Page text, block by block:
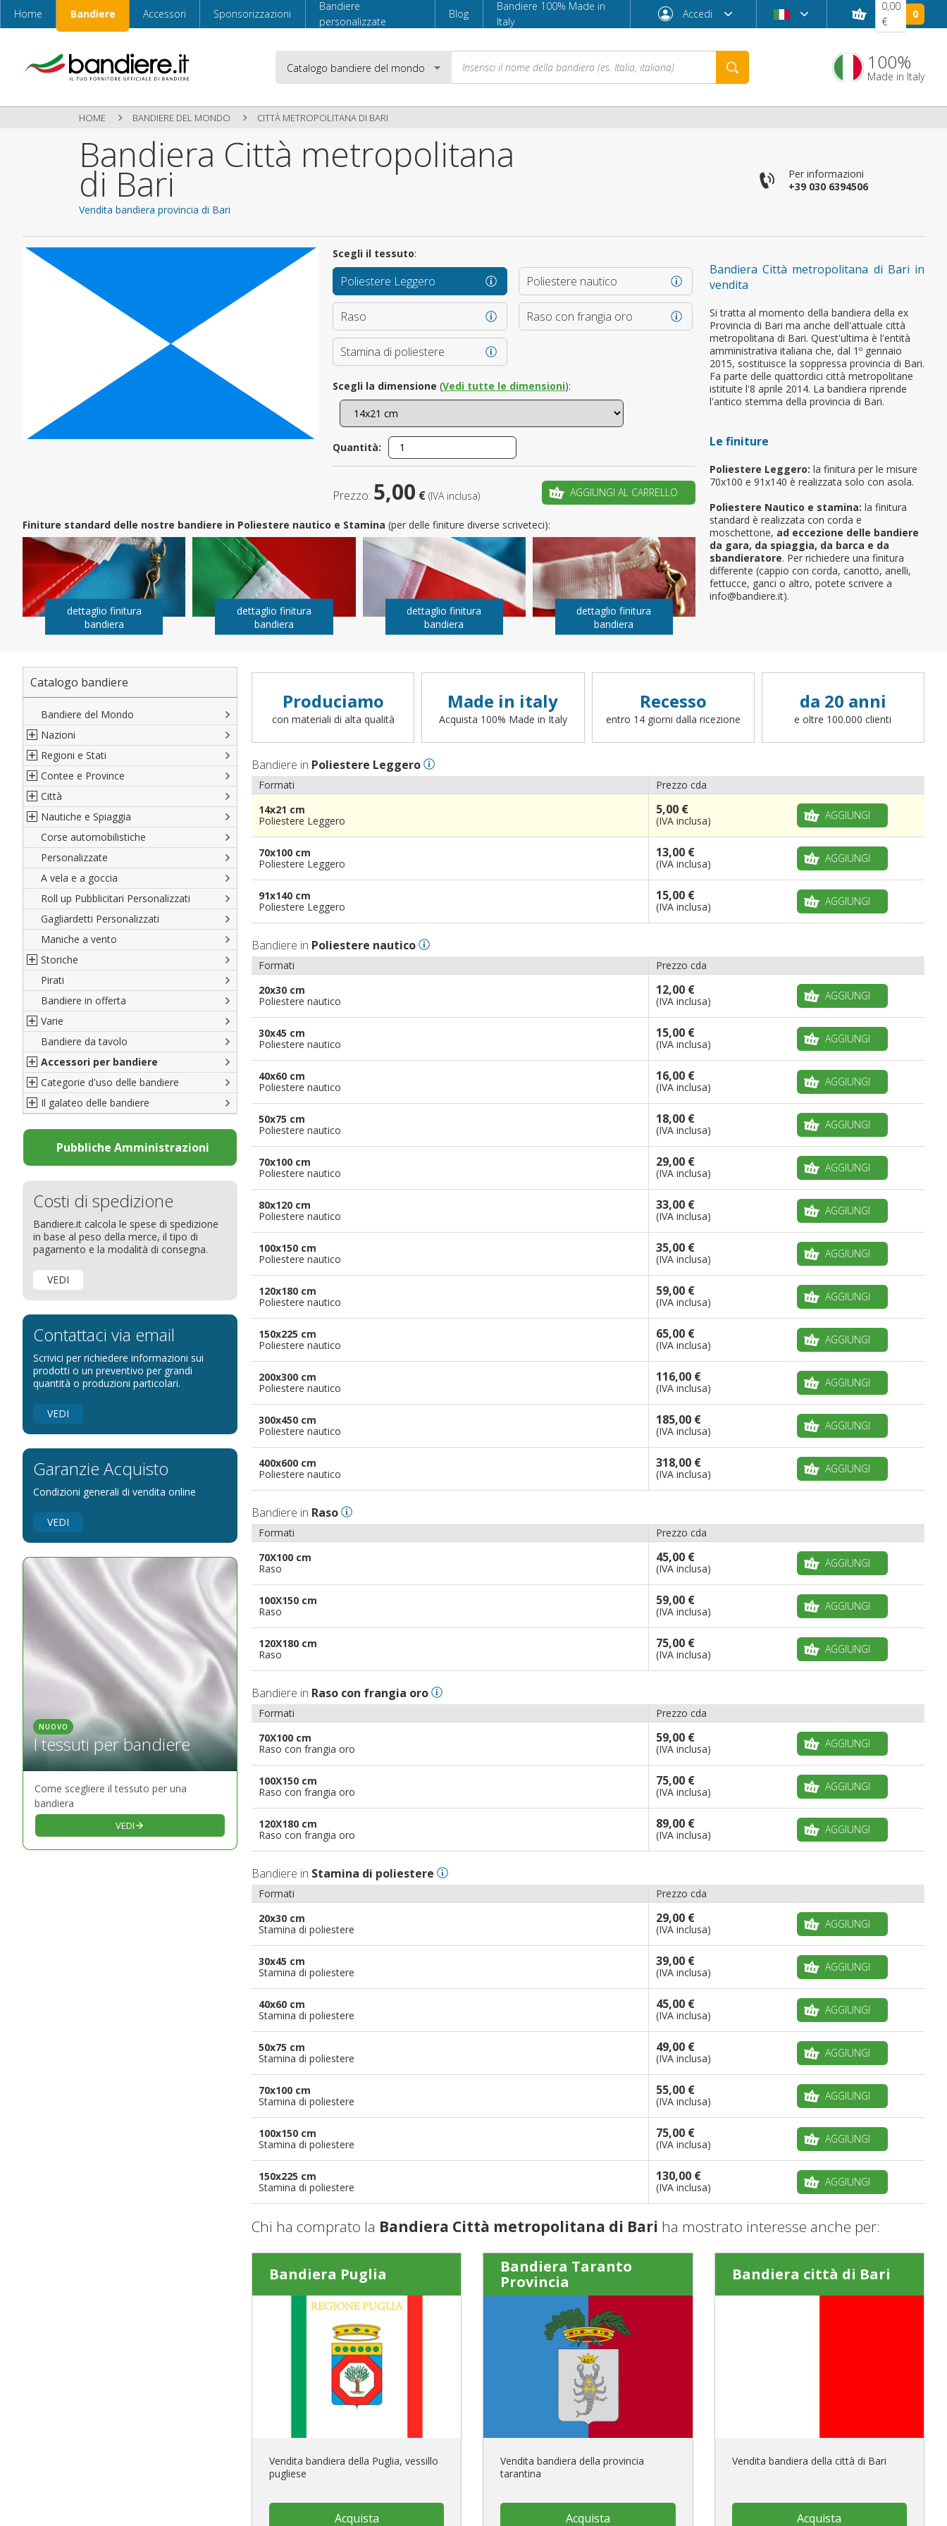
Home Bandiere Accessori Sponsorizzazioni
Bandiere
personalizzate
Blog
Bandiere 100% Made in
Italy
Accedi
È il tuo primo ordine?
CREA UN NUOVO ACCOUNT
0,00
€
0
100%
Made in Italy
HOME BANDIERE DEL MONDO CITTÀ METROPOLITANA DI BARI
Bandiera Città metropolitana
di Bari
Vendita bandiera provincia di Bari
Per informazioni
+39 030 6394506
Bandiera Città metropolitana di Bari in
vendita
Si tratta al momento della bandiera della ex
Provincia di Bari ma anche dell'attuale città
metropolitana di Bari. Quest'ultima è l'entità
amministrativa italiana che, dal 1º gennaio
2015, sostituisce la soppressa provincia di Bari.
Fa parte delle quattordici città metropolitane
istituite l'8 aprile 2014. La bandiera riprende
l'antico stemma della provincia di Bari.
Le finiture
Poliestere Leggero: la finitura per le misure
70x100 e 91x140 è realizzata solo con asola.
Poliestere Nautico e stamina: la finitura
standard è realizzata con corda e
moschettone, ad eccezione delle bandiere
da gara, da spiaggia, da barca e da
sbandieratore. Per richiedere una finitura
differente (cappio con corda, canotto, anelli,
fettucce, ganci o altro, potete scrivere a
info@bandiere.it).
Scegli il tessuto:
Poliestere Leggero Poliestere nautico
Raso Raso con frangia oro
Stamina di poliestere
Scegli la dimensione (Vedi tutte le dimensioni):
Quantità:
Prezzo: 5,00 € (IVA inclusa) AGGIUNGI AL CARRELLO
Finiture standard delle nostre bandiere in Poliestere nautico e Stamina (per delle finiture diverse scriveteci):
dettaglio finitura
bandiera
dettaglio finitura
bandiera
dettaglio finitura
bandiera
dettaglio finitura
bandiera
Catalogo bandiere
Bandiere del Mondo
Nazioni
Nord America
Sud America
Europa
Africa
Asia
Oceania
Regioni e Stati
Regioni italiane
Territori Italiani
Stati USA
Francesi
Spagnole
Austriache
Tedesche
Regioni varie
Contee e Province
Cantoni Svizzeri
Province Italiane
Province Spagnole
Francia d'oltremare
Territori britannici d'oltremare
Varie Province del Mondo
Città
Città Italiane
Città spagnole
Città francesi
Città del mondo
Nautiche e Spiaggia
Militari e Mercantili
Codice internazionale nautico
Gran Pavese
Da spiaggia
Di cortesia
Corse automobilistiche
Personalizzate
A vela e a goccia
Roll up Pubblicitari Personalizzati
Gagliardetti Personalizzati
Maniche a vento
Storiche
Italiane
Porte di Milano
Francesi
Americane
Britanniche
Resto del Mondo
Pirati
Bandiere in offerta
Varie
Bandiere del CICAP - Think Deep
Bandiere di Orgoglio Bresciano
Organizzazioni internazionali
Diplomatiche
Bandiere Pubblicitarie
Natale e altre festività
Bandiere etniche e religiose
Bandiere da tavolo
Accessori per bandiere
Accessori per bandiere
Accessori per bandiere da tavolo
Categorie d'uso delle bandiere
Bandiere segnavento
Bandiere per sbandieratori
Bandiere per barche
Bandiere per hotel
Bandiere per eventi
Bandiere per biciclette
Bandiere per autosaloni
Bandiere Palio
Bandiere per enti pubblici
Bandiere per riserve naturali e parchi
Bandiere per musicisti
Bandiere per feste
pennoni per bandiere
Il galateo delle bandiere
La bandiera
Come disporre le bandiere
Dimensioni delle bandiere
Come piegare il tricolore
Pubbliche Amministrazioni
Costi di spedizione
Bandiere.it calcola le spese di spedizione
in base al peso della merce, il tipo di
pagamento e la modalità di consegna.
VEDI
Contattaci via email
Scrivici per richiedere informazioni sui
prodotti o un preventivo per grandi
quantità o produzioni particolari.
VEDI
Garanzie Acquisto
Condizioni generali di vendita online
VEDI
NUOVO
I tessuti per bandiere
Come scegliere il tessuto per una
bandiera
VEDI
Produciamo
con materiali di alta qualità
Made in italy
Acquista 100% Made in Italy
Recesso
entro 14 giorni dalla ricezione
da 20 anni
e oltre 100.000 clienti
Bandiere in Poliestere Leggero
Formati
Prezzo cda
14x21 cm
Poliestere Leggero
5,00 €
(IVA inclusa) AGGIUNGI
70x100 cm
Poliestere Leggero
13,00 €
(IVA inclusa) AGGIUNGI
91x140 cm
Poliestere Leggero
15,00 €
(IVA inclusa) AGGIUNGI
Bandiere in Poliestere nautico
Formati
Prezzo cda
20x30 cm
Poliestere nautico
12,00 €
(IVA inclusa) AGGIUNGI
30x45 cm
Poliestere nautico
15,00 €
(IVA inclusa) AGGIUNGI
40x60 cm
Poliestere nautico
16,00 €
(IVA inclusa) AGGIUNGI
50x75 cm
Poliestere nautico
18,00 €
(IVA inclusa) AGGIUNGI
70x100 cm
Poliestere nautico
29,00 €
(IVA inclusa) AGGIUNGI
80x120 cm
Poliestere nautico
33,00 €
(IVA inclusa) AGGIUNGI
100x150 cm
Poliestere nautico
35,00 €
(IVA inclusa) AGGIUNGI
120x180 cm
Poliestere nautico
59,00 €
(IVA inclusa) AGGIUNGI
150x225 cm
Poliestere nautico
65,00 €
(IVA inclusa) AGGIUNGI
200x300 cm
Poliestere nautico
116,00 €
(IVA inclusa) AGGIUNGI
300x450 cm
Poliestere nautico
185,00 €
(IVA inclusa) AGGIUNGI
400x600 cm
Poliestere nautico
318,00 €
(IVA inclusa) AGGIUNGI
Bandiere in Raso
Formati
Prezzo cda
70X100 cm
Raso
45,00 €
(IVA inclusa) AGGIUNGI
100X150 cm
Raso
59,00 €
(IVA inclusa) AGGIUNGI
120X180 cm
Raso
75,00 €
(IVA inclusa) AGGIUNGI
Bandiere in Raso con frangia oro
Formati
Prezzo cda
70X100 cm
Raso con frangia oro
59,00 €
(IVA inclusa) AGGIUNGI
100X150 cm
Raso con frangia oro
75,00 €
(IVA inclusa) AGGIUNGI
120X180 cm
Raso con frangia oro
89,00 €
(IVA inclusa) AGGIUNGI
Bandiere in Stamina di poliestere
Formati
Prezzo cda
20x30 cm
Stamina di poliestere
29,00 €
(IVA inclusa) AGGIUNGI
30x45 cm
Stamina di poliestere
39,00 €
(IVA inclusa) AGGIUNGI
40x60 cm
Stamina di poliestere
45,00 €
(IVA inclusa) AGGIUNGI
50x75 cm
Stamina di poliestere
49,00 €
(IVA inclusa) AGGIUNGI
70x100 cm
Stamina di poliestere
55,00 €
(IVA inclusa) AGGIUNGI
100x150 cm
Stamina di poliestere
75,00 €
(IVA inclusa) AGGIUNGI
150x225 cm
Stamina di poliestere
130,00 €
(IVA inclusa) AGGIUNGI
Chi ha comprato la Bandiera Città metropolitana di Bari ha mostrato interesse anche per:
Bandiera Puglia
Vendita bandiera della Puglia, vessillo
pugliese
Acquista
Bandiera Taranto
Provincia
Vendita bandiera della provincia
tarantina
Acquista
Bandiera città di Bari
Vendita bandiera della città di Bari
Acquista